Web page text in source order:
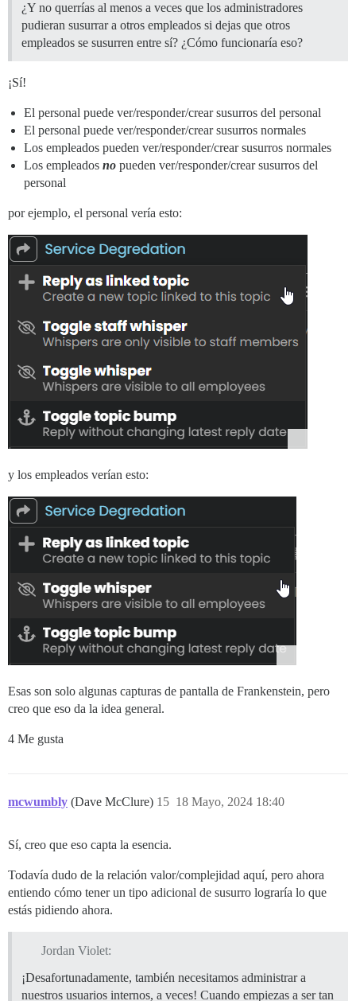
¿Y no querrías al menos a veces que los administradores
pudieran susurrar a otros empleados si dejas que otros
empleados se susurren entre sí? ¿Cómo funcionaría eso?
¡Sí!
El personal puede ver/responder/crear susurros del personal
El personal puede ver/responder/crear susurros normales
Los empleados pueden ver/responder/crear susurros normales
Los empleados no pueden ver/responder/crear susurros del
personal
por ejemplo, el personal vería esto:
y los empleados verían esto:
Esas son solo algunas capturas de pantalla de Frankenstein, pero
creo que eso da la idea general.
4 Me gusta
mcwumbly (Dave McClure) 18 Mayo, 2024 18:40
15
Sí, creo que eso capta la esencia.
Todavía dudo de la relación valor/complejidad aquí, pero ahora
entiendo cómo tener un tipo adicional de susurro lograría lo que
estás pidiendo ahora.
Jordan Violet:
¡Desafortunadamente, también necesitamos administrar a
nuestros usuarios internos, a veces! Cuando empiezas a ser tan